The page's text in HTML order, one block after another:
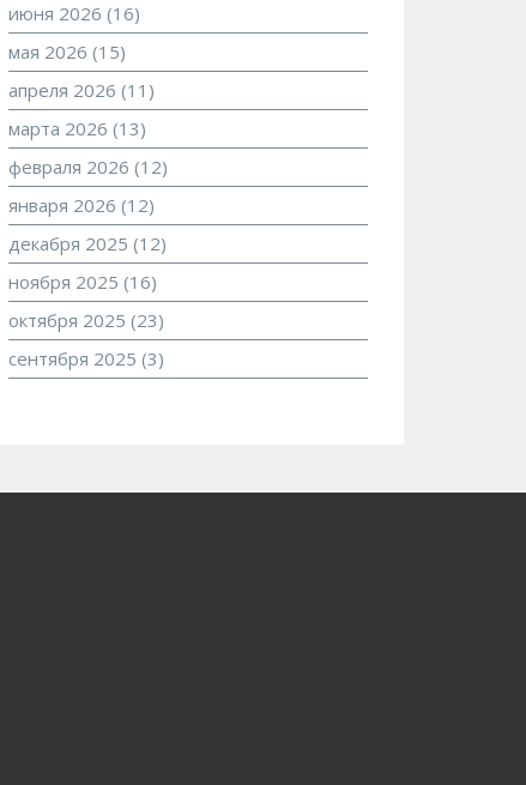
июня 2026 (16)
мая 2026 (15)
апреля 2026 (11)
марта 2026 (13)
февраля 2026 (12)
января 2026 (12)
декабря 2025 (12)
ноября 2025 (16)
октября 2025 (23)
сентября 2025 (3)